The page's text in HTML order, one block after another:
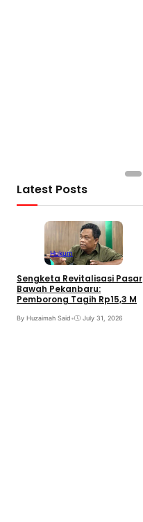
Latest Posts
Hukum
Sengketa Revitalisasi Pasar
Bawah Pekanbaru:
Pemborong Tagih Rp15,3 M
By Huzaimah Said• July 31, 2026